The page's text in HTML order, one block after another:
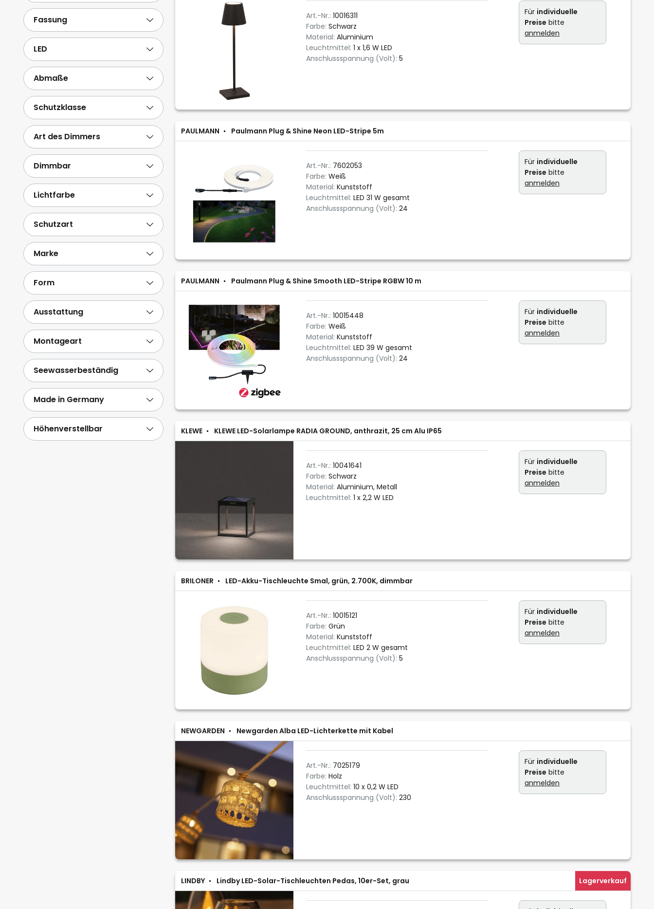
Art.-Nr.: 10016311
Farbe: Schwarz
Material: Aluminium
Leuchtmittel: 1 x 1,6 W LED
Anschlussspannung (Volt): 5
Für individuelle
Preise bitte
anmelden
PAULMANN Paulmann Plug & Shine Neon LED-Stripe 5m
Art.-Nr.: 7602053
Farbe: Weiß
Material: Kunststoff
Leuchtmittel: LED 31 W gesamt
Anschlussspannung (Volt): 24
Für individuelle
Preise bitte
anmelden
PAULMANN Paulmann Plug & Shine Smooth LED-Stripe RGBW 10 m
Art.-Nr.: 10015448
Farbe: Weiß
Material: Kunststoff
Leuchtmittel: LED 39 W gesamt
Anschlussspannung (Volt): 24
Für individuelle
Preise bitte
anmelden
KLEWE KLEWE LED-Solarlampe RADIA GROUND, anthrazit, 25 cm Alu IP65
Art.-Nr.: 10041641
Farbe: Schwarz
Material: Aluminium, Metall
Leuchtmittel: 1 x 2,2 W LED
Für individuelle
Preise bitte
anmelden
BRILONER LED-Akku-Tischleuchte Smal, grün, 2.700K, dimmbar
Art.-Nr.: 10015121
Farbe: Grün
Material: Kunststoff
Leuchtmittel: LED 2 W gesamt
Anschlussspannung (Volt): 5
Für individuelle
Preise bitte
anmelden
NEWGARDEN Newgarden Alba LED-Lichterkette mit Kabel
Art.-Nr.: 7025179
Farbe: Holz
Leuchtmittel: 10 x 0,2 W LED
Anschlussspannung (Volt): 230
Für individuelle
Preise bitte
anmelden
LINDBY Lindby LED-Solar-Tischleuchten Pedas, 10er-Set, grau Lagerverkauf
Holz 45
Marmor
Fassung
LED
Abmaße
Schutzklasse
Art des Dimmers
Dimmbar
Lichtfarbe
Schutzart
Marke
Form
Ausstattung
Montageart
Seewasserbeständig
Made in Germany
Höhenverstellbar